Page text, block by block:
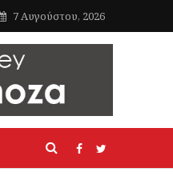
7 Αυγούστου, 2026